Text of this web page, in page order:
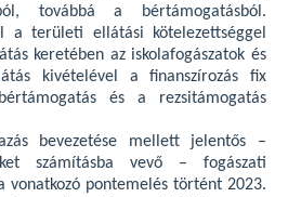
továbbá a bértámogatásból.
a területi ellátási kötelezettséggel
keretében az iskolafogászatok és
kivételével a finanszírozás fix
és a rezsitámogatás
bevezetése mellett jelentős –
számításba vevő – fogászati
vonatkozó pontemelés történt 2023.